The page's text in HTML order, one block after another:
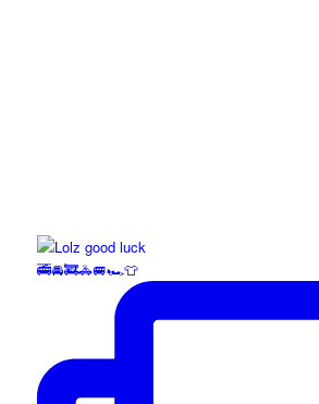
🚎🚘🚒🚓🚐🏎️👕